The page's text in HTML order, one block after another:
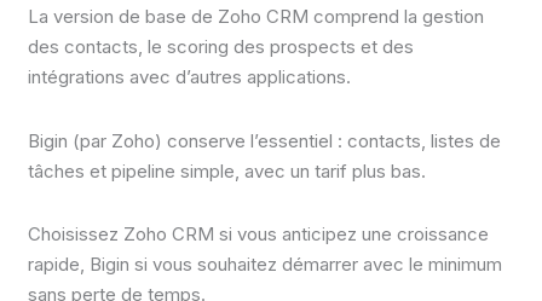
La version de base de Zoho CRM comprend la gestion
des contacts, le scoring des prospects et des
intégrations avec d’autres applications.
Bigin (par Zoho) conserve l’essentiel : contacts, listes de
tâches et pipeline simple, avec un tarif plus bas.
Choisissez Zoho CRM si vous anticipez une croissance
rapide, Bigin si vous souhaitez démarrer avec le minimum
sans perte de temps.